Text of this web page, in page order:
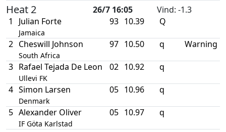
Heat 2 26/7 16:05 Vind: -1.3
1
Julian Forte
Jamaica
93 10.39 Q
2 Cheswill Johnson
South Africa
97 10.50 q Warning
3 Rafael Tejada De Leon
Ullevi FK
02 10.92 q
4 Simon Larsen
Denmark
05 10.96 q
5 Alexander Oliver
IF Göta Karlstad
05 10.97 q